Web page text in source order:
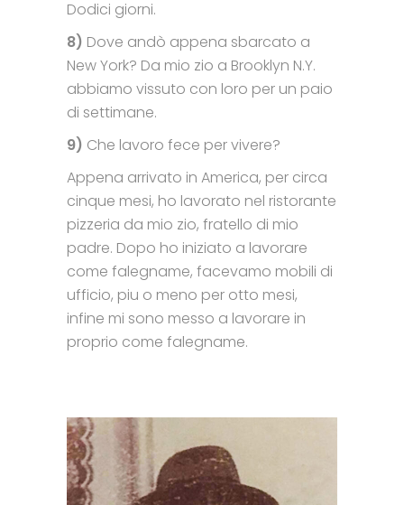
Dodici giorni.
8) Dove andò appena sbarcato a
New York? Da mio zio a Brooklyn N.Y.
abbiamo vissuto con loro per un paio
di settimane.
9) Che lavoro fece per vivere?
Appena arrivato in America, per circa
cinque mesi, ho lavorato nel ristorante
pizzeria da mio zio, fratello di mio
padre. Dopo ho iniziato a lavorare
come falegname, facevamo mobili di
ufficio, piu o meno per otto mesi,
infine mi sono messo a lavorare in
proprio come falegname.